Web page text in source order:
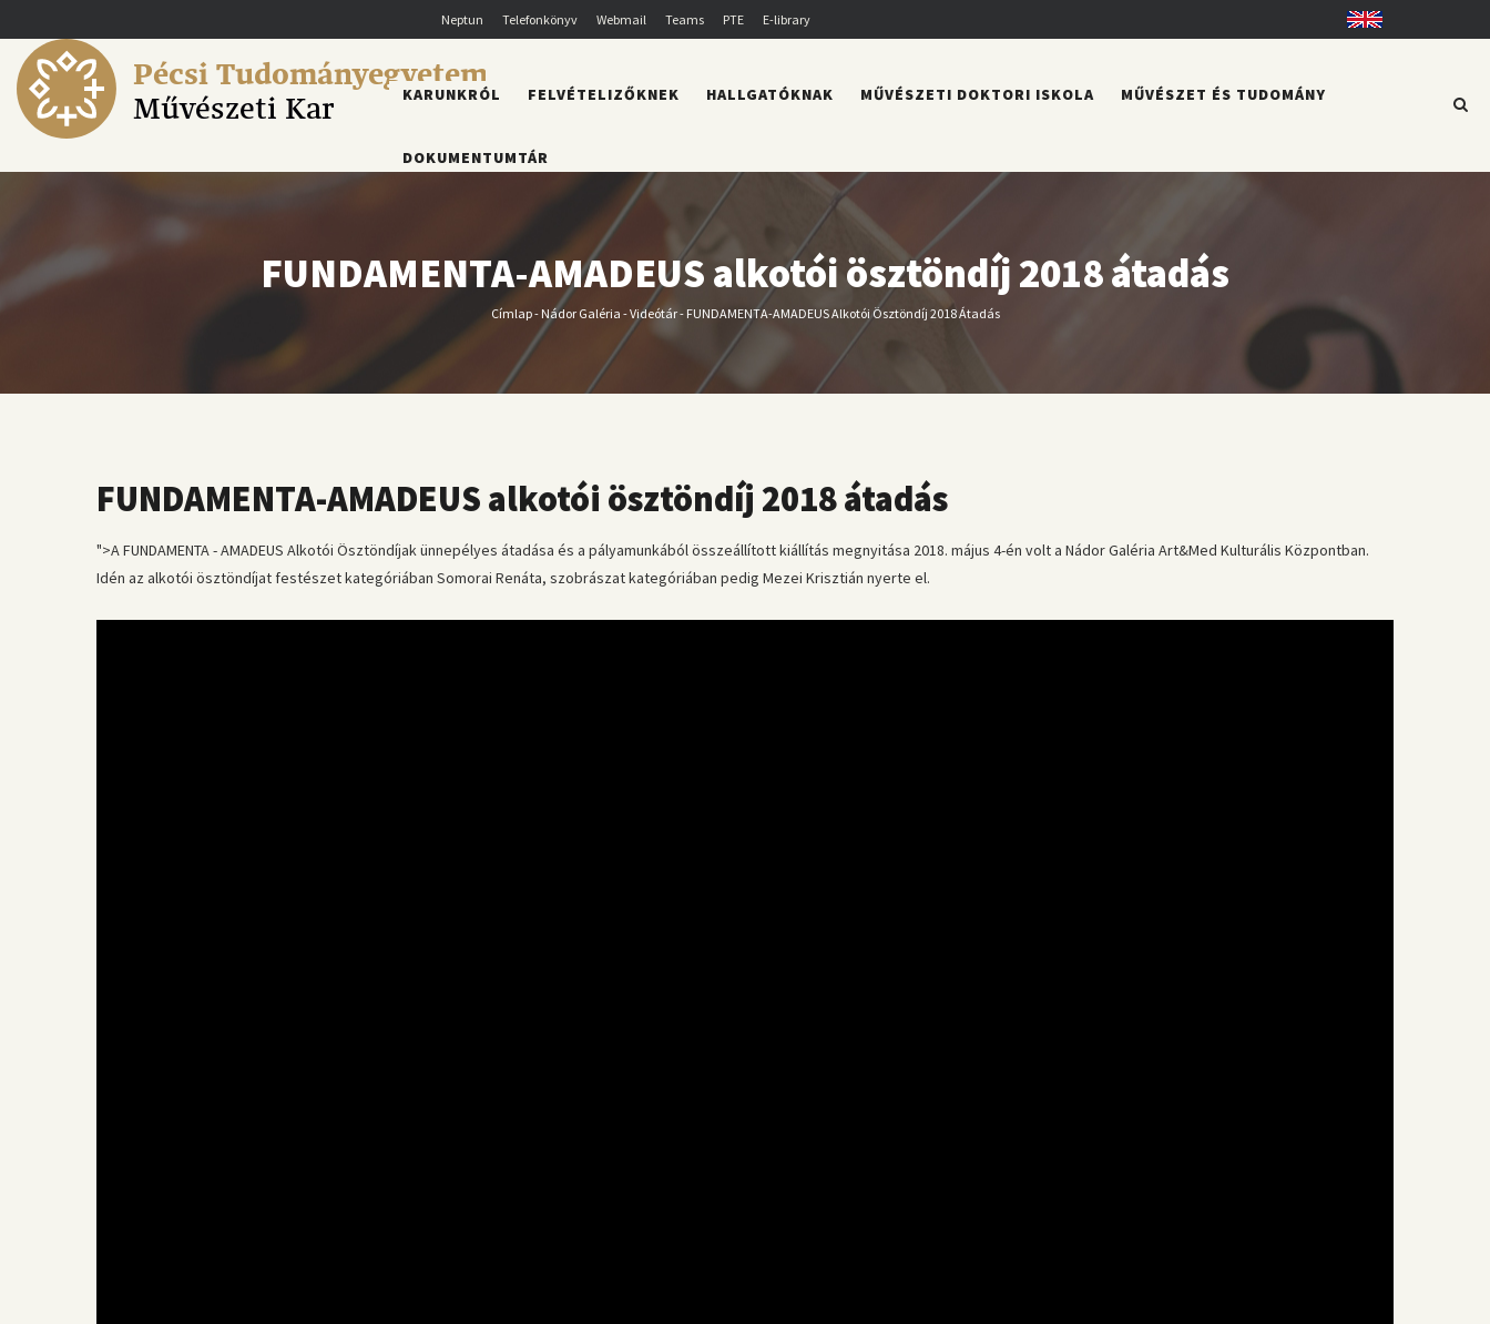
a
tartalomra
Neptun Telefonkönyv Webmail Teams PTE E-library English
Pécsi Tudományegyetem
Művészeti Kar
FŐMENÜ
KARUNKRÓL FELVÉTELIZŐKNEK HALLGATÓKNAK MŰVÉSZETI DOKTORI ISKOLA MŰVÉSZET ÉS TUDOMÁNY
DOKUMENTUMTÁR
FUNDAMENTA-AMADEUS alkotói ösztöndíj 2018 átadás
Morzsa
Címlap- Nádor Galéria -Videótár- FUNDAMENTA-AMADEUS Alkotói Ösztöndíj 2018 Átadás
FUNDAMENTA-AMADEUS alkotói ösztöndíj 2018 átadás
">A FUNDAMENTA - AMADEUS Alkotói Ösztöndíjak ünnepélyes átadása és a pályamunkából összeállított kiállítás megnyitása 2018. május 4-én volt a Nádor Galéria Art&Med Kulturális Központban.
Idén az alkotói ösztöndíjat festészet kategóriában Somorai Renáta, szobrászat kategóriában pedig Mezei Krisztián nyerte el.